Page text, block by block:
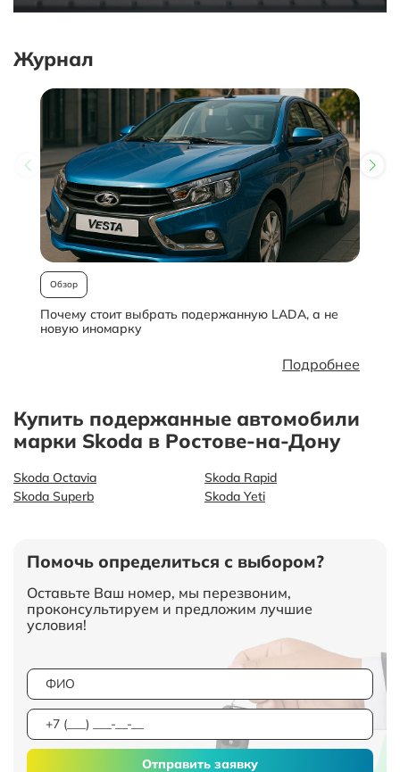
Журнал
Обзор
Почему стоит выбрать подержанную LADA, а не
новую иномарку
Подробнее
Купить подержанные автомобили
марки Skoda в Ростове-на-Дону
Skoda Octavia
Skoda Rapid
Skoda Superb
Skoda Yeti
Помочь определиться с выбором?
Оставьте Ваш номер, мы перезвоним,
проконсультируем и предложим лучшие
условия!
Отправить заявку